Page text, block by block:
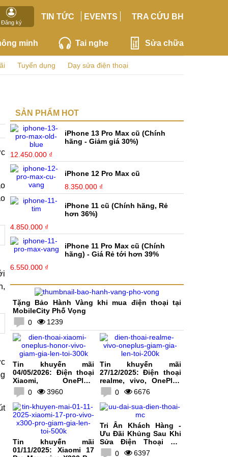
Đăng ký
TIN TỨC EVENTS TRA CỨU BH
minh Tai nghe Sửa chữa
Tuyển dụng Dạy sửa điện thoại
SẢN PHẨM HOT
iPhone 13 Pro Max cũ (Chính
hãng - Giảm giá 30%)
12.450.000 ₫
iPhone 12 Pro Max cũ
8.350.000 ₫
iPhone 11 cũ (Chính hãng, Rẻ
hơn 36%)
4.850.000 ₫
iPhone 11 Pro Max cũ (Chính
hãng) - Giá Rẻ tới hơn 39%
6.550.000 ₫
Tặng Bảo Hành Vàng khi mua điện thoại tại
MobileCity Phố Vọng
0
1239
Tin khuyến mãi
04/05/2026: Điện thoại
Xiaomi, OnePlus,
HONOR, vivo giảm giá
lên tới 300K
0 3960
Tin khuyến mãi
27/12/2025: Điện thoại
realme, vivo, OnePlus
giảm giá lên tới 200K
0 6676
Tin khuyến mãi
01/11/2025: Xiaomi 17
Tri Ân Khách Hàng -
Ưu Đãi Khủng Sau Khi
Sửa Điện Thoại Tại
MobileCity
0 6397